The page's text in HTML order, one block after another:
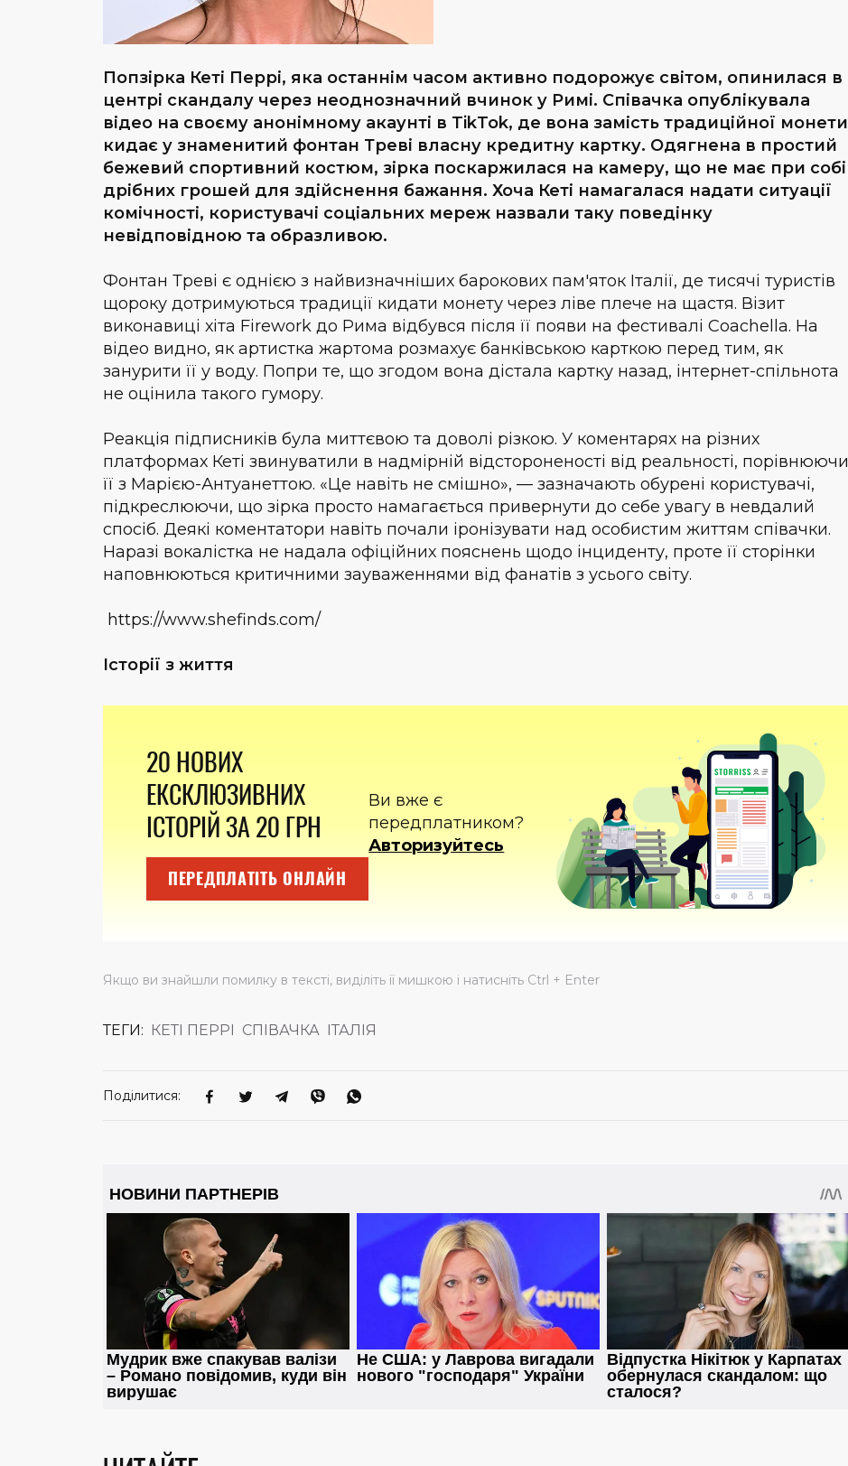
Попзірка Кеті Перрі, яка останнім часом активно подорожує світом, опинилася в
центрі скандалу через неоднозначний вчинок у Римі. Співачка опублікувала
відео на своєму анонімному акаунті в TikTok, де вона замість традиційної монети
кидає у знаменитий фонтан Треві власну кредитну картку. Одягнена в простий
бежевий спортивний костюм, зірка поскаржилася на камеру, що не має при собі
дрібних грошей для здійснення бажання. Хоча Кеті намагалася надати ситуації
комічності, користувачі соціальних мереж назвали таку поведінку
невідповідною та образливою.
Фонтан Треві є однією з найвизначніших барокових пам'яток Італії, де тисячі туристів
щороку дотримуються традиції кидати монету через ліве плече на щастя. Візит
виконавиці хіта Firework до Рима відбувся після її появи на фестивалі Coachella. На
відео видно, як артистка жартома розмахує банківською карткою перед тим, як
занурити її у воду. Попри те, що згодом вона дістала картку назад, інтернет-спільнота
не оцінила такого гумору.
Реакція підписників була миттєвою та доволі різкою. У коментарях на різних
платформах Кеті звинуватили в надмірній відстороненості від реальності, порівнюючи
її з Марією-Антуанеттою. «Це навіть не смішно», — зазначають обурені користувачі,
підкреслюючи, що зірка просто намагається привернути до себе увагу в невдалий
спосіб. Деякі коментатори навіть почали іронізувати над особистим життям співачки.
Наразі вокалістка не надала офіційних пояснень щодо інциденту, проте її сторінки
наповнюються критичними зауваженнями від фанатів з усього світу.
https://www.shefinds.com/
Історії з життя
20 НОВИХ
ЕКСКЛЮЗИВНИХ
ІСТОРІЙ ЗА 20 ГРН
ПЕРЕДПЛАТІТЬ ОНЛАЙН
Ви вже є
передплатником?
Авторизуйтесь
Якщо ви знайшли помилку в тексті, виділіть її мишкою і натисніть Ctrl + Enter
ТЕГИ: КЕТІ ПЕРРІ СПІВАЧКА ІТАЛІЯ
Поділитися: